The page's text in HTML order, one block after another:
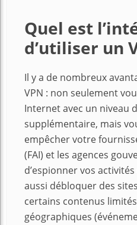
Quel est
d’utiliser un
Il y a de nombreux
VPN : non seulement
Internet avec un niveau
supplémentaire, mais
empêcher votre
(FAI) et les agences
d’espionner vos
aussi débloquer des
certains contenus
géographiques